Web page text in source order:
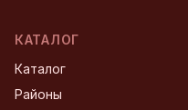
КАТАЛОГ
Каталог
Районы